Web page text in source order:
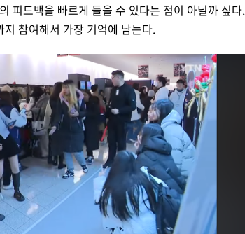
피드백을 빠르게 들을 수 있다는 점이 아닐까 싶다.
참여해서 가장 기억에 남는다.